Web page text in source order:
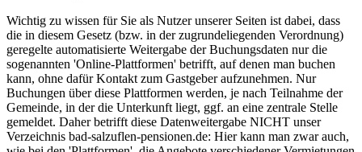
Wichtig zu wissen für Sie als Nutzer unserer Seiten ist dabei, dass
die in diesem Gesetz (bzw. in der zugrundeliegenden Verordnung)
geregelte automatisierte Weitergabe der Buchungsdaten nur die
sogenannten 'Online-Plattformen' betrifft, auf denen man buchen
kann, ohne dafür Kontakt zum Gastgeber aufzunehmen. Nur
Buchungen über diese Plattformen werden, je nach Teilnahme der
Gemeinde, in der die Unterkunft liegt, ggf. an eine zentrale Stelle
gemeldet. Daher betrifft diese Datenweitergabe NICHT unser
Verzeichnis bad-salzuflen-pensionen.de: Hier kann man zwar auch,